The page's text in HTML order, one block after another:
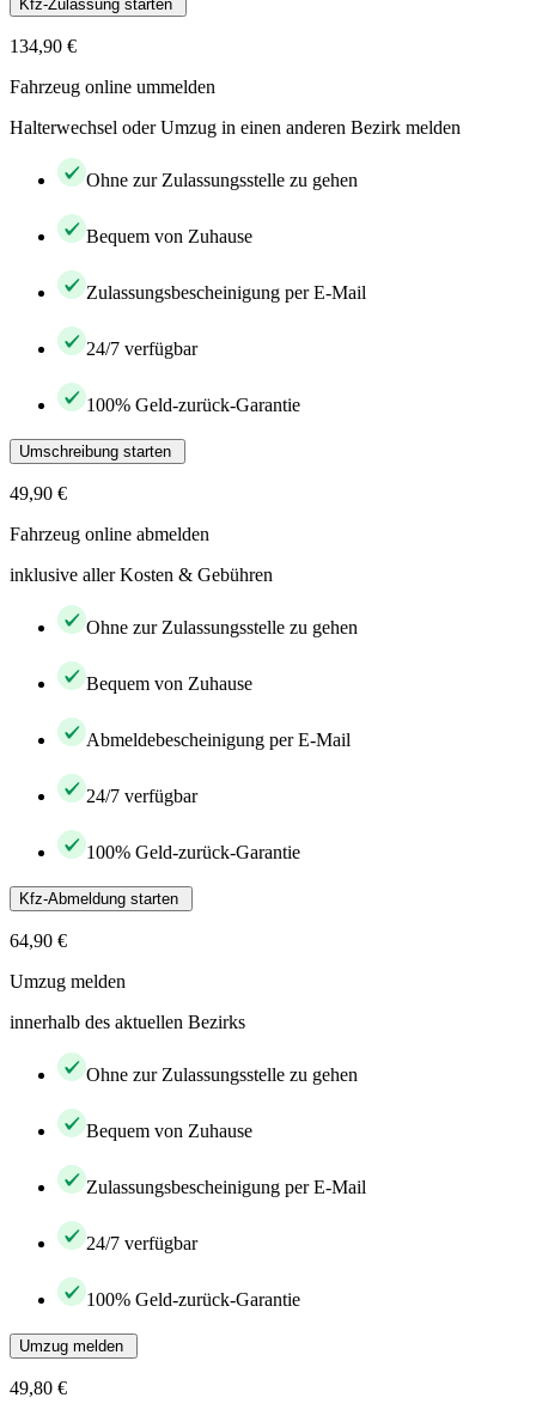
Kfz-Zulassung starten
134,90 €
Fahrzeug online ummelden
Halterwechsel oder Umzug in einen anderen Bezirk melden
Ohne zur Zulassungsstelle zu gehen
Bequem von Zuhause
Zulassungsbescheinigung per E-Mail
24/7 verfügbar
100% Geld-zurück-Garantie
Umschreibung starten
49,90 €
Fahrzeug online abmelden
inklusive aller Kosten & Gebühren
Ohne zur Zulassungsstelle zu gehen
Bequem von Zuhause
Abmeldebescheinigung per E-Mail
24/7 verfügbar
100% Geld-zurück-Garantie
Kfz-Abmeldung starten
64,90 €
Umzug melden
innerhalb des aktuellen Bezirks
Ohne zur Zulassungsstelle zu gehen
Bequem von Zuhause
Zulassungsbescheinigung per E-Mail
24/7 verfügbar
100% Geld-zurück-Garantie
Umzug melden
49,80 €